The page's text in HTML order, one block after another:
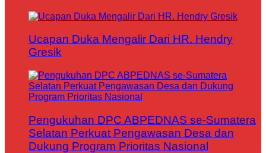
Ucapan Duka Mengalir Dari HR. Hendry
Gresik
Pengukuhan DPC ABPEDNAS se-Sumatera
Selatan Perkuat Pengawasan Desa dan
Dukung Program Prioritas Nasional